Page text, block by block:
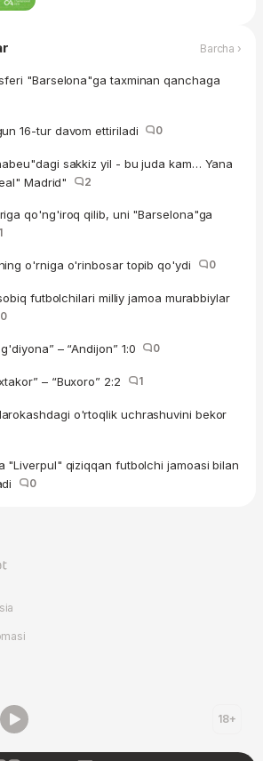
Barcha ›
"Barselona"ga taxminan qanchaga
16-tur davom ettiriladi 0
sakkiz yil - bu juda kam… Yana
Madrid"
2
qo'ng'iroq qilib, uni "Barselona"ga
1
o'rniga o'rinbosar topib qo'ydi 0
futbolchilari milliy jamoa murabbiylar
0
– “Andijon” 1:0 0
– “Buxoro” 2:2 1
o'rtoqlik uchrashuvini bekor
"Liverpul" qiziqqan futbolchi jamoasi bilan
0
18+